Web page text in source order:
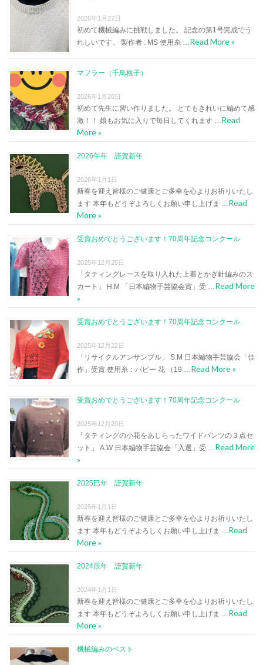
2026年1月27日
初めて機械編みに挑戦しました。 記念の第1号完成でう
れしいです。 製作者 : MS 使用糸 …Read More »
マフラー（千鳥格子）
2026年1月20日
初めて先生に習い作りました。 とてもきれいに編めて感
激！！ 娘もお気に入りで毎日してくれます …Read
More »
2026午年 謹賀新年
2026年1月1日
新春を迎え皆様のご健康とご多幸を心よりお祈りいたし
ます 本年もどうぞよろしくお願い申し上げま …Read
More »
受賞おめでとうございます！70周年記念コンクール
2025年12月25日
「タティングレースを取り入れた上着とかぎ針編みのス
カート」 H.M 「日本編物手芸協会賞」受 …Read More
»
受賞おめでとうございます！70周年記念コンクール
2025年12月22日
「リサイクルアンサンブル」 S.M 日本編物手芸協会「佳
作」受賞 使用糸：パピー 花 （19 …Read More »
受賞おめでとうございます！70周年記念コンクール
2025年12月20日
「タティングの小花をあしらったワイドパンツの３点セ
ット」 A.W 日本編物手芸協会「入選」受 …Read More
»
2025巳年 謹賀新年
2025年1月1日
新春を迎え皆様のご健康とご多幸を心よりお祈りいたし
ます 本年もどうぞよろしくお願い申し上げま …Read
More »
2024辰年 謹賀新年
2024年1月1日
新春を迎え皆様のご健康とご多幸を心よりお祈りいたし
ます 本年もどうぞよろしくお願い申し上げま …Read
More »
機械編みのベスト